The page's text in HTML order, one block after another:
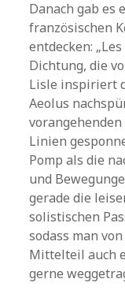
Danach gab es
französischen
entdecken:
Dichtung, die
Lisle inspiriert
Aeolus
Linien
Pomp als die
und
gerade die
solistischen
sodass man
Mittelteil auch
gerne